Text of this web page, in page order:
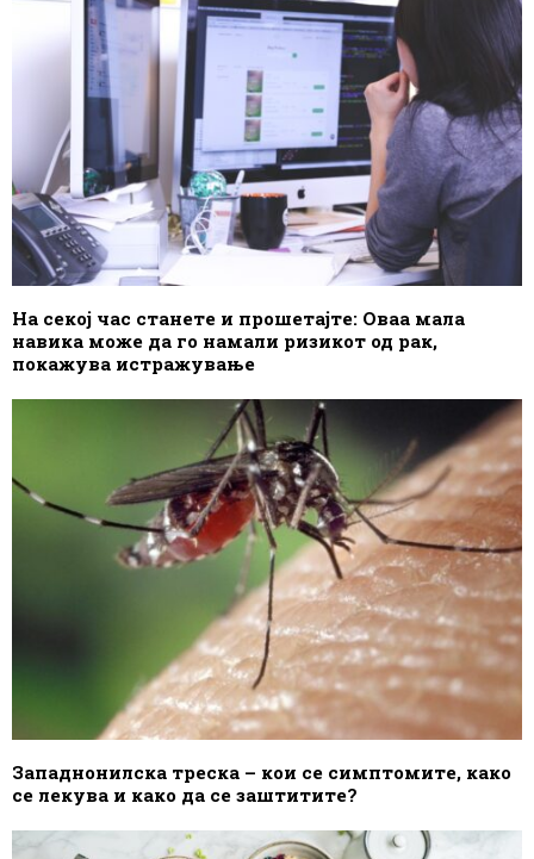
На секој час станете и прошетајте: Оваа мала
навика може да го намали ризикот од рак,
покажува истражување
Западнонилска треска – кои се симптомите, како
се лекува и како да се заштитите?